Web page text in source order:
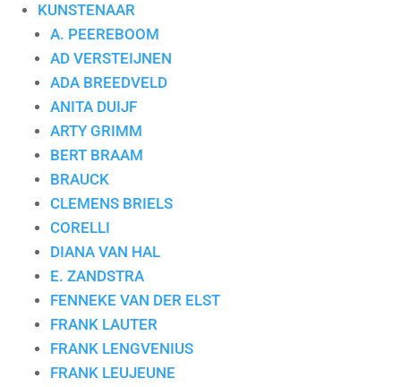
KUNSTENAAR
A. PEEREBOOM
AD VERSTEIJNEN
ADA BREEDVELD
ANITA DUIJF
ARTY GRIMM
BERT BRAAM
BRAUCK
CLEMENS BRIELS
CORELLI
DIANA VAN HAL
E. ZANDSTRA
FENNEKE VAN DER ELST
FRANK LAUTER
FRANK LENGVENIUS
FRANK LEUJEUNE